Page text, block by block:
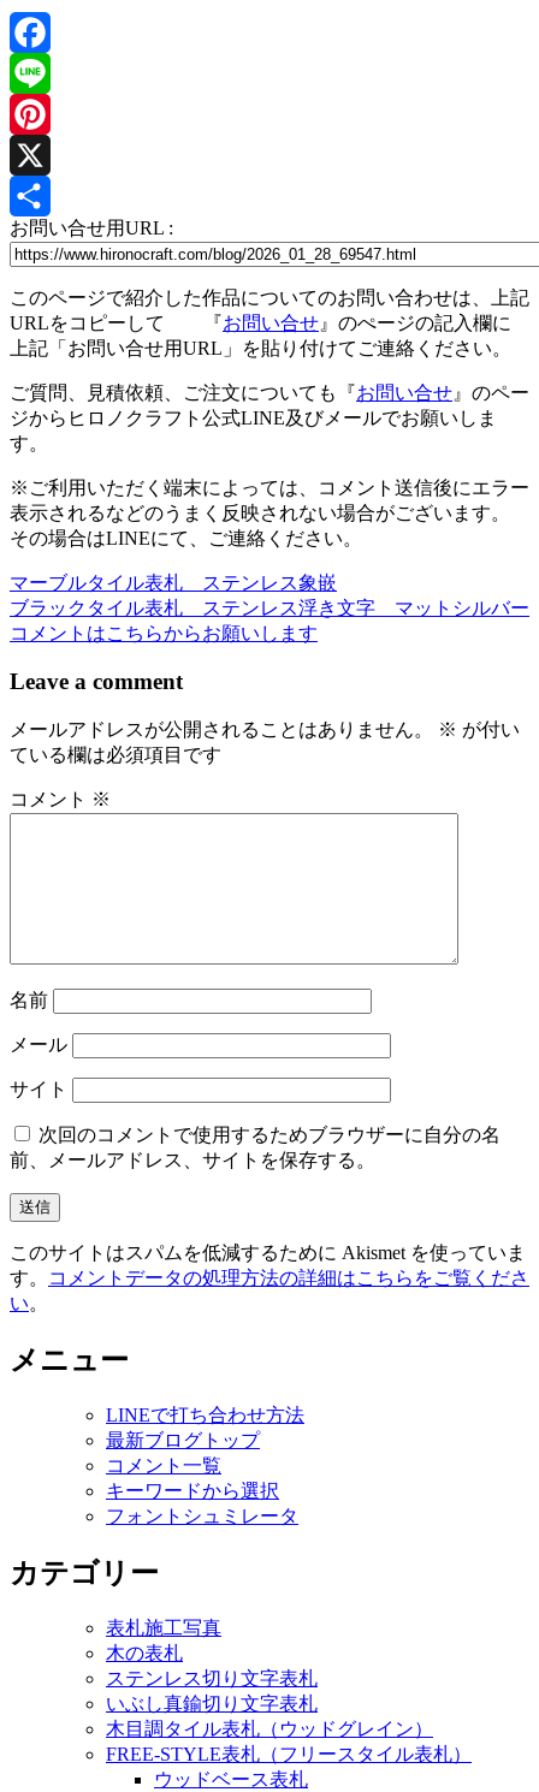
Facebook
Line
Pinterest
X
共
お問い合せ用URL :
このページで紹介した作品についてのお問い合わせは、上記
URLをコピーして 『お問い合せ 』のぺージの記入欄に
上記「お問い合せ用URL」を貼り付けてご連絡ください。
ご質問、見積依頼、ご注文についても『お問い合せ 』のペー
ジからヒロノクラフト公式LINE及びメールでお願いしま
す。
※ご利用いただく端末によっては、コメント送信後にエラー
表示されるなどのうまく反映されない場合がございます。
その場合はLINEにて、ご連絡ください。
投
稿
ナ
ゲ
シ
マーブルタイル表札 ステンレス象嵌
ブラックタイル表札 ステンレス浮き文字 マットシルバー
コメントはこちらからお願いします
Leave a comment
メールアドレスが公開されることはありません。 ※ が付い
ている欄は必須項目です
コメント ※
名前
メール
サイト
次回のコメントで使用するためブラウザーに自分の名
前、メールアドレス、サイトを保存する。
このサイトはスパムを低減するために Akismet を使っていま
す。
コメントデータの処理方法の詳細はこちらをご覧くださ
い。
メニュー
LINEで打ち合わせ方法
最新ブログトップ
コメント一覧
キーワードから選択
フォントシュミレータ
カテゴリー
表札施工写真
木の表札
ステンレス切り文字表札
いぶし真鍮切り文字表札
木目調タイル表札（ウッドグレイン）
FREE-STYLE表札（フリースタイル表札）
ウッドベース表札